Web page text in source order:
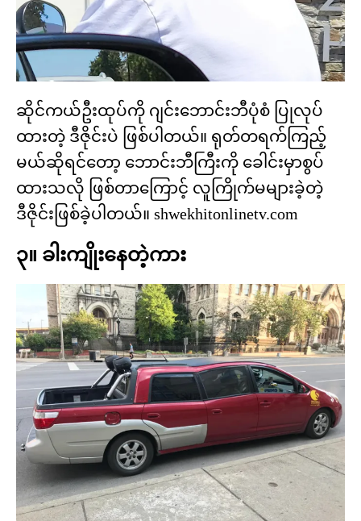
ဆိုင်ကယ်ဦးထုပ်ကို ဂျင်းဘောင်းဘီပုံစံ ပြုလုပ်
ထားတဲ့ ဒီဇိုင်းပဲ ဖြစ်ပါတယ်။ ရုတ်တရက်ကြည့်
မယ်ဆိုရင်တော့ ဘောင်းဘီကြီးကို ခေါင်းမှာစွပ်
ထားသလို ဖြစ်တာကြောင့် လူကြိုက်မများခဲ့တဲ့
ဒီဇိုင်းဖြစ်ခဲ့ပါတယ်။ shwekhitonlinetv.com
၃။ ခါးကျိုးနေတဲ့ကား